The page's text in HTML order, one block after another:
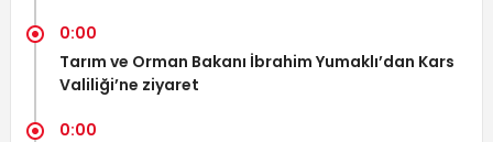
0:00
Tarım ve Orman Bakanı İbrahim Yumaklı’dan Kars
Valiliği’ne ziyaret
0:00